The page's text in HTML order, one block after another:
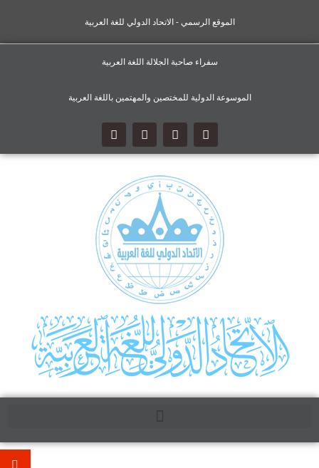
الموقع الرسمي - الاتحاد الدولي للغة العربية
سفراء صاحبة الجلالة اللغة العربية
الموسوعة الدولية للمختصين والمهتمين باللغة العربية